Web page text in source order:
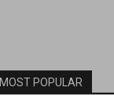
MOST POPULAR